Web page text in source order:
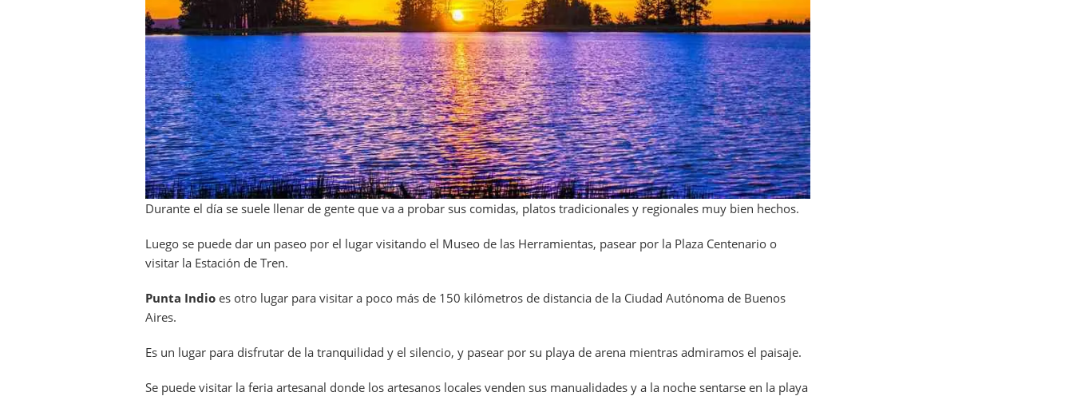
Durante el día se suele llenar de gente que va a probar sus comidas, platos tradicionales y regionales muy bien hechos.
Luego se puede dar un paseo por el lugar visitando el Museo de las Herramientas, pasear por la Plaza Centenario o
visitar la Estación de Tren.
Punta Indio es otro lugar para visitar a poco más de 150 kilómetros de distancia de la Ciudad Autónoma de Buenos
Aires.
Es un lugar para disfrutar de la tranquilidad y el silencio, y pasear por su playa de arena mientras admiramos el paisaje.
Se puede visitar la feria artesanal donde los artesanos locales venden sus manualidades y a la noche sentarse en la playa